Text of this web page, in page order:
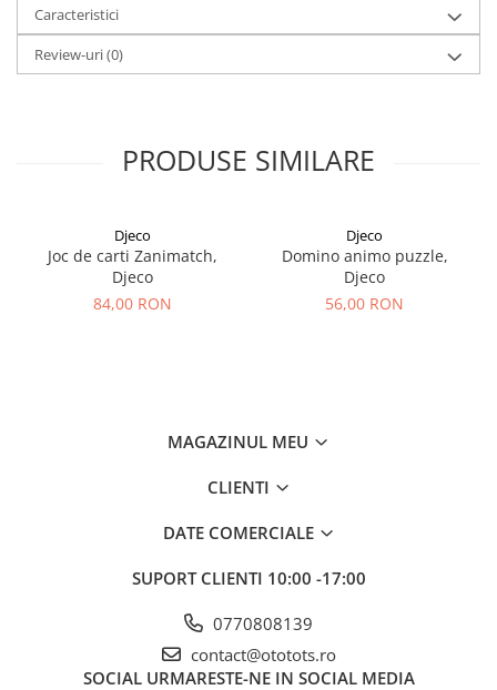
Caracteristici
Review-uri(0)
PRODUSE SIMILARE
Djeco
Joc de carti Zanimatch,
Djeco
84,00 RON
Djeco
Domino animo puzzle,
Djeco
56,00 RON
MAGAZINUL MEU
CLIENTI
DATE COMERCIALE
SUPORT CLIENTI 10:00 -17:00
0770808139
contact@ototots.ro
SOCIAL URMARESTE-NE IN SOCIAL MEDIA